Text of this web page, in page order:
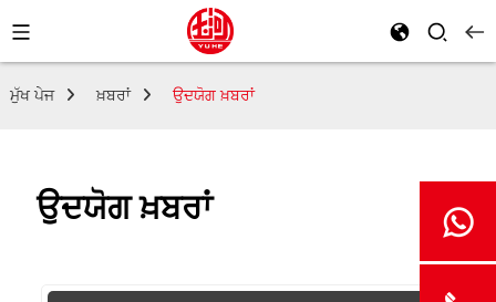
ਮੁੱਖ ਪੇਜ ਖ਼ਬਰਾਂ ਉਦਯੋਗ ਖ਼ਬਰਾਂ
ਉਦਯੋਗ ਖ਼ਬਰਾਂ